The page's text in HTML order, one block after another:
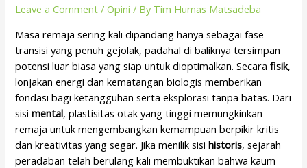
Leave a Comment /Opini / By Tim Humas Matsadeba
Masa remaja sering kali dipandang hanya sebagai fase
transisi yang penuh gejolak, padahal di baliknya tersimpan
potensi luar biasa yang siap untuk dioptimalkan. Secarafisik,
lonjakan energi dan kematangan biologis memberikan
fondasi bagi ketangguhan serta eksplorasi tanpa batas. Dari
sisimental, plastisitas otak yang tinggi memungkinkan
remaja untuk mengembangkan kemampuan berpikir kritis
dan kreativitas yang segar. Jika menilik sisihistoris, sejarah
peradaban telah berulang kali membuktikan bahwa kaum